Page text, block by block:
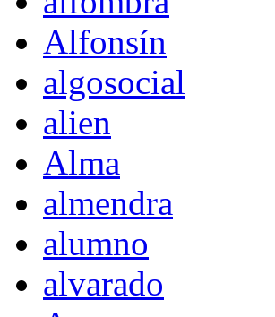
Alfonsín
algosocial
alien
Alma
almendra
alumno
alvarado